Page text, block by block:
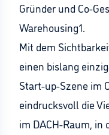
Gründer und Co-
Warehousing1.
Mit dem
einen bislang
Start-up-Szene im
eindrucksvoll die
im DACH-Raum, in